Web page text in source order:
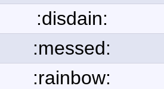
:disdain:
:messed:
:rainbow: